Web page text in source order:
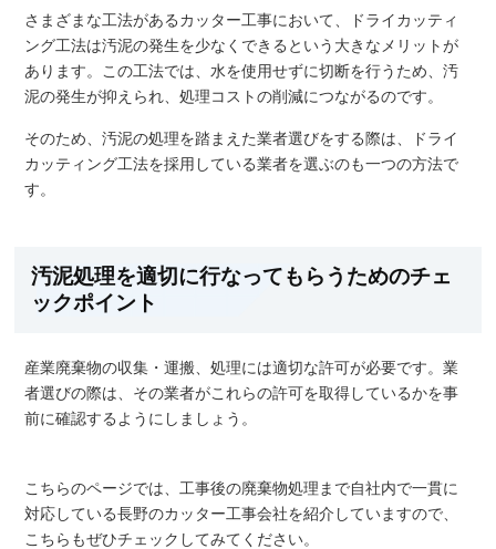
さまざまな工法があるカッター工事において、ドライカッティ
ング工法は汚泥の発生を少なくできるという大きなメリットが
あります。この工法では、水を使用せずに切断を行うため、汚
泥の発生が抑えられ、処理コストの削減につながるのです。
そのため、汚泥の処理を踏まえた業者選びをする際は、ドライ
カッティング工法を採用している業者を選ぶのも一つの方法で
す。
汚泥処理を適切に行なってもらうためのチェ
ックポイント
産業廃棄物の収集・運搬、処理には適切な許可が必要です。業
者選びの際は、その業者がこれらの許可を取得しているかを事
前に確認するようにしましょう。
こちらのページでは、工事後の廃棄物処理まで自社内で一貫に
対応している長野のカッター工事会社を紹介していますので、
こちらもぜひチェックしてみてください。